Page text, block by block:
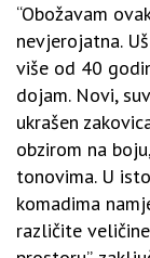
“Obožavam
nevjerojatna.
više od 40
dojam. Novi,
ukrašen
obzirom na
tonovima. U
komadima
različite